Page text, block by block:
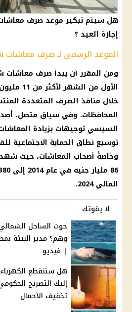
إجازة العيد ؟
الموعد الرسمي لـ صرف معاشات
الأول من
خلال منافذ الصرف المتعددة
المحافظات. وفي سياق متصل،
توسيع نطاق الحماية الاجتماعية
وخاصةً أصحاب المعاشات، حيث
المالي 2024.
لا يفوتك
حوت الساحل
وهم؟ مدير البيئة
| فيديو
هل ستنقطع
إليك التصريح
تخفيف الأحمال